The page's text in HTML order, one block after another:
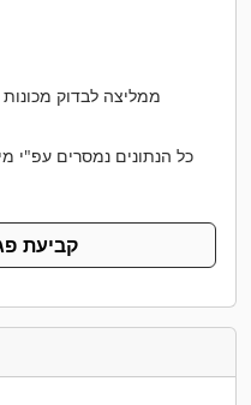
כל הנתונים נמסרים עפ"י
קביעת